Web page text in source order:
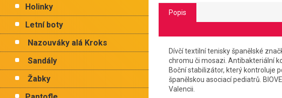
Holinky
Letní boty
Nazouváky alá Kroks
Sandály
Žabky
Popis
Dívčí textilní tenisky španělské
chromu či mosazi. Antibakteriální
Boční stabilizátor, který kontroluje
španělskou asociací pediatrů.
Valencii.